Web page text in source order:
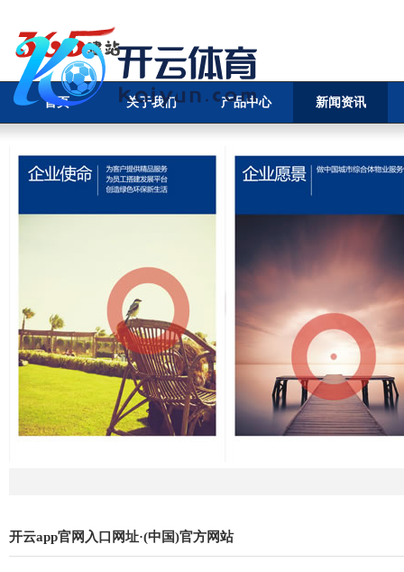
首页 关于我们 产品中心 新闻资讯
开云app官网入口网址·(中国)官方网站